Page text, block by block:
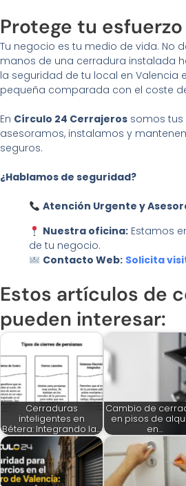
Protege tu
Tu negocio es tu medio de vida. No
manos de una cerradura instalada
la seguridad de tu local en Valencia
pequeña comparada con el coste
En Círculo 24 Cerrajeros somos tus
asesoramos, instalamos y
seguros.
¿Hablamos de seguridad?
Atención Urgente y
Nuestra oficina:Estamos
de tu negocio.
Contacto Web: Solicita
Estos artículos de
pueden interesar:
Cerraduras
inteligentes en
Bétera: Integrando la…
Cambio de
en pisos de
en…